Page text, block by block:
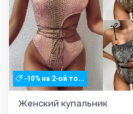
-10% на 2-ой то...
Женский купальник